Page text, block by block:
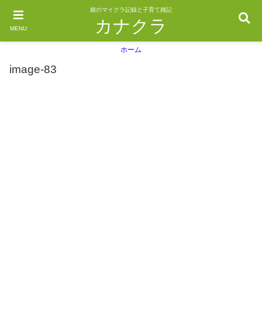
MENU
娘のマイクラ記録と子育て雑記
カナクラ
ホーム
image-83